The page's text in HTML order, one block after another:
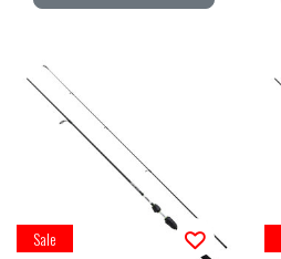
Sale